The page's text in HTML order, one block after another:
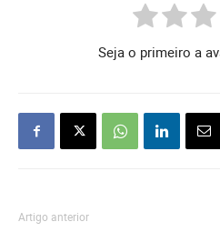
Seja o primeiro a
Artigo anterior